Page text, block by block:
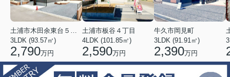
土浦市木田余東台５丁目
3LDK (93.57㎡)
2,790万円
土浦市板谷４丁目
4LDK (101.85㎡)
2,590万円
牛久市岡見町
3LDK (91.91㎡)
2,390万円